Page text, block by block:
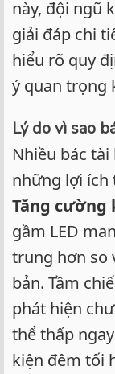
này, đội ngũ
giải đáp chi
hiểu rõ quy
ý quan trọng
Lý do vì sao
Nhiều bác
những lợi ích
Tăng cường
gầm LED
trung hơn so
bản. Tầm
phát hiện
thể thấp
kiện đêm tối